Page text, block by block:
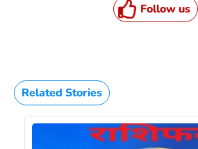
Follow us
Related Stories